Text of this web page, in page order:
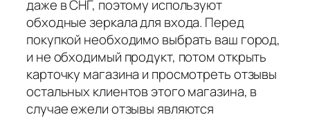
даже в СНГ, поэтому используют
обходные зеркала для входа. Перед
покупкой необходимо выбрать ваш город,
и не обходимый продукт, потом открыть
карточку магазина и просмотреть отзывы
остальных клиентов этого магазина, в
случае ежели отзывы являются